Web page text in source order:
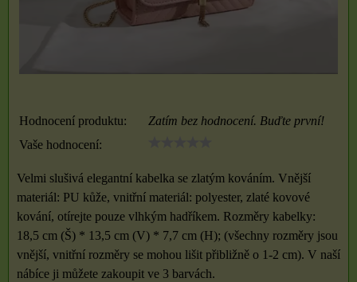
Hodnocení produktu:
Zatím bez hodnocení. Buďte první!
Vaše hodnocení:
Velmi slušivá elegantní kabelka se zlatým kováním. Vnější
materiál: PU kůže, vnitřní materiál: polyester, zlaté kovové
kování, otírejte pouze vlhkým hadříkem. Rozměry kabelky:
18,5 cm (Š) * 13,5 cm (V) * 7,7 cm (H); (všechny rozměry jsou
vnější, vnitřní rozměry se mohou lišit přibližně o 1-2 cm). V naší
nábíce ji můžete zakoupit ve 3 barvách.